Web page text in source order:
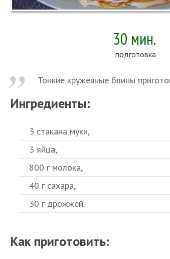
30 мин.
подготовка
Тонкие кружевные блины
Ингредиенты:
3 стакана муки,
3 яйца,
800 г молока,
40 г сахара,
30 г дрожжей.
Как приготовить: